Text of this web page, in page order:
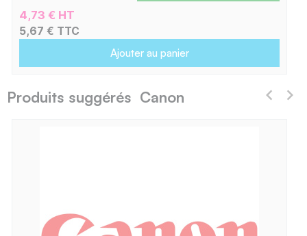
4,73 € HT
5,67 € TTC
Ajouter au panier
Produits suggérés Canon